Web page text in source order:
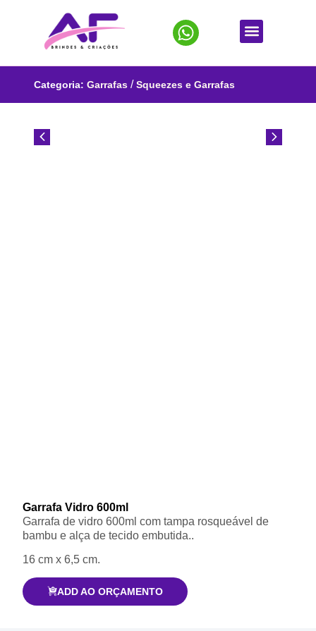
Categoria: Garrafas /Squeezes e Garrafas
Garrafa Vidro 600ml
Garrafa de vidro 600ml com tampa rosqueável de
bambu e alça de tecido embutida..
16 cm x 6,5 cm.
ADD AO ORÇAMENTO